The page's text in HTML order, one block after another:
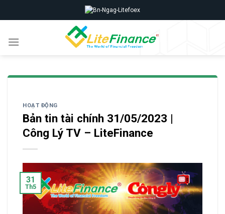
to
HOẠT ĐỘNG
Bản tin tài chính 31/05/2023 |
Công Lý TV – LiteFinance
31
Th5